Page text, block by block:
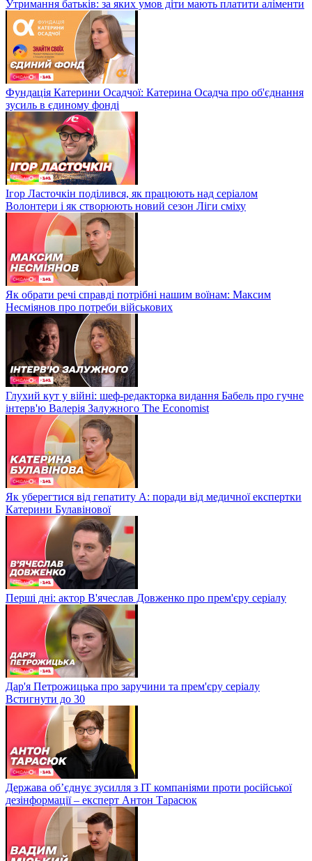
Утримання батьків: за яких умов діти мають платити аліменти
Фундація Катерини Осадчої: Катерина Осадча про об'єднання
зусиль в єдиному фонді
Ігор Ласточкін поділився, як працюють над серіалом
Волонтери і як створюють новий сезон Ліги сміху
Як обрати речі справді потрібні нашим воїнам: Максим
Несміянов про потреби військових
Глухий кут у війні: шеф-редакторка видання Бабель про гучне
інтерв'ю Валерія Залужного The Economist
Як уберегтися від гепатиту А: поради від медичної експертки
Катерини Булавінової
Перші дні: актор В'ячеслав Довженко про прем'єру серіалу
Дар'я Петрожицька про заручини та прем'єру серіалу
Встигнути до 30
Держава об’єднує зусилля з ІТ компаніями проти російської
дезінформації – експерт Антон Тарасюк